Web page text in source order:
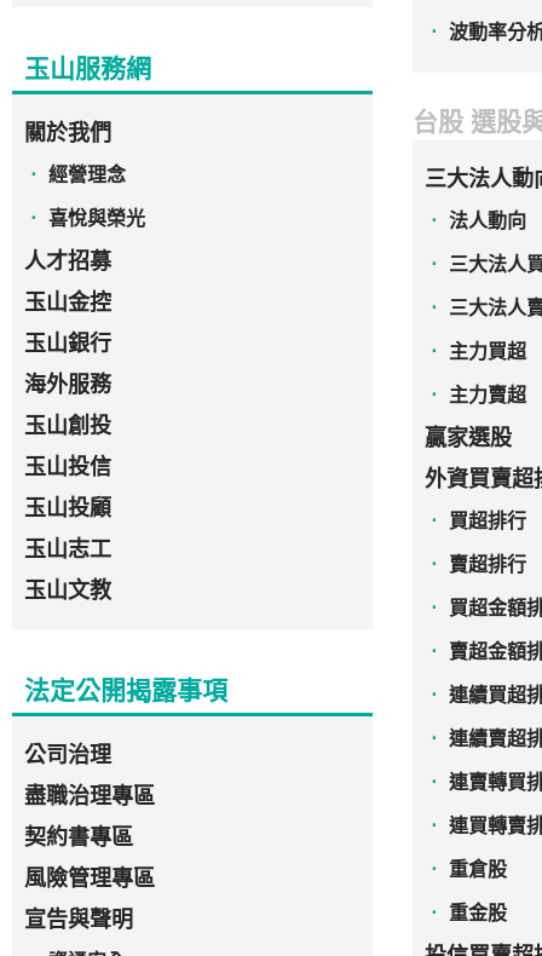
玉山服務網
關於我們
經營理念
喜悅與榮光
人才招募
玉山金控
玉山銀行
海外服務
玉山創投
玉山投信
玉山投顧
玉山志工
玉山文教
法定公開揭露事項
公司治理
盡職治理專區
契約書專區
風險管理專區
宣告與聲明
波動率分
台股 選股
三大法人動
法人動向
三大法人
三大法人
主力買超
主力賣超
贏家選股
外資買賣超
買超排行
賣超排行
買超金額
賣超金額
連續買超
連續賣超
連賣轉買
連買轉賣
重倉股
重金股